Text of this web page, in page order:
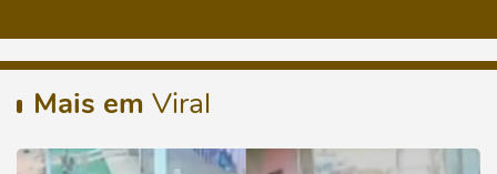
Mais em Viral